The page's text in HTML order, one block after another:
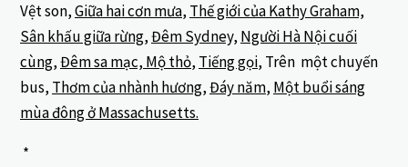
Vệt son,Giữa hai cơn mưa, Thế giới của Kathy Graham,
Sân khấu giữa rừng,Đêm Sydney, Người Hà Nội cuối
cùng,Đêm sa mạc, Mộ thỏ, Tiếng gọi, Trên một chuyến
bus, Thơm của nhành hương,Đáy năm, Một buổi sáng
mùa đông ở Massachusetts.
*